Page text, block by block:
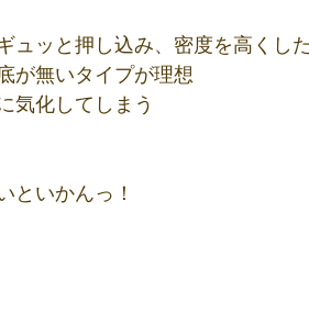
ュッと押し込み、密度を高くし
が無いタイプが理想
気化してしまう
といかんっ！